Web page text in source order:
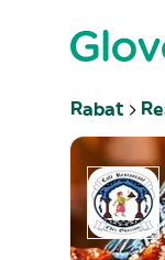
Rabat